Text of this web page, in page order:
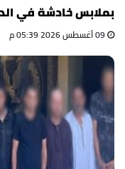
بملابس خادشة في